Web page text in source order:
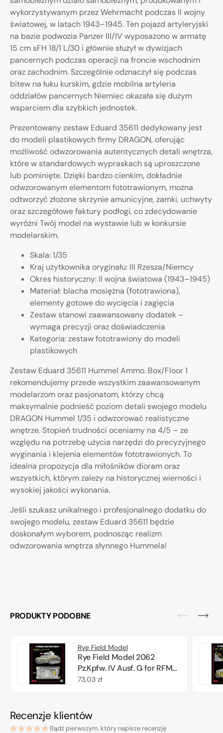
wykorzystywanym przez Wehrmacht podczas II wojny
światowej, w latach 1943–1945. Ten pojazd artyleryjski
na bazie podwozia Panzer III/IV wyposażono w armatę
15 cm sFH 18/1 L/30 i głównie służył w dywizjach
pancernych podczas operacji na froncie wschodnim
oraz zachodnim. Szczególnie odznaczył się podczas
bitew na łuku kurskim, gdzie mobilna artyleria
oddziałów pancernych Niemiec okazała się dużym
wsparciem dla szybkich jednostek.
Prezentowany zestaw Eduard 35611 dedykowany jest
do modeli plastikowych firmy DRAGON, oferując
możliwość odwzorowania autentycznych detali wnętrza,
które w standardowych wypraskach są uproszczone
lub pominięte. Dzięki bardzo cienkim, dokładnie
odwzorowanym elementom fototrawionym, można
odtworzyć złożone skrzynie amunicyjne, zamki, uchwyty
oraz szczegółowe faktury podłogi, co zdecydowanie
wyróżni Twój model na wystawie lub w konkursie
modelarskim.
Skala: 1/35
Kraj użytkownika oryginału: III Rzesza/Niemcy
Okres historyczny: II wojna światowa (1943–1945)
Materiał: blacha mosiężna (fototrawiona),
elementy gotowe do wycięcia i zagięcia
Zestaw stanowi zaawansowany dodatek –
wymaga precyzji oraz doświadczenia
Kategoria: zestaw fototrawiony do modeli
plastikowych
Zestaw Eduard 35611 Hummel Ammo. Box/Floor 1
rekomendujemy przede wszystkim zaawansowanym
modelarzom oraz pasjonatom, którzy chcą
maksymalnie podnieść poziom detali swojego modelu
DRAGON Hummel 1/35 i odwzorować realistyczne
wnętrze. Stopień trudności oceniamy na 4/5 – ze
względu na potrzebę użycia narzędzi do precyzyjnego
wyginania i klejenia elementów fototrawionych. To
idealna propozycja dla miłośników dioram oraz
wszystkich, którym zależy na historycznej wierności i
wysokiej jakości wykonania.
Jeśli szukasz unikalnego i profesjonalnego dodatku do
swojego modelu, zestaw Eduard 35611 będzie
doskonałym wyborem, podnosząc realizm
odwzorowania wnętrza słynnego Hummela!
PRODUKTY PODOBNE
Rye Field Model
Rye Field Model 2062
Pz.Kpfw. IV Ausf. G for RFM
5102 - Upgrade Solution 1/35
Cena
73,03 zł
Recenzje klientów
Bądź pierwszym, który napisze recenzję